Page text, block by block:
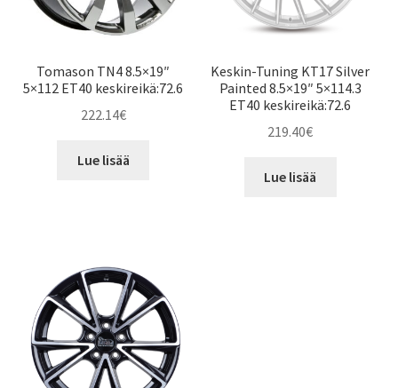
Tomason TN4 8.5×19″
5×112 ET40 keskireikä:72.6
222.14€
Lue lisää
Keskin-Tuning KT17 Silver
Painted 8.5×19″ 5×114.3
ET40 keskireikä:72.6
219.40€
Lue lisää